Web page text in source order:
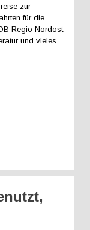
zur
für die
Regio Nordost,
und vieles